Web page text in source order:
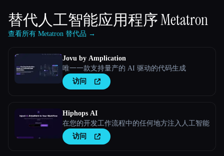
替代人工智能应用程序Metatron
查看所有 Metatron 替代品 →
Jovu by Amplication
唯一一款支持量产的 AI 驱动的代码生成
访问
Hiphops AI
在您的开发工作流程中的任何地方注入人工智能
访问